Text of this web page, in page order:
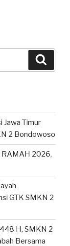
Jawa Timur
2 Bondowoso
RAMAH 2026,
GTK SMKN 2
H, SMKN 2
Bersama